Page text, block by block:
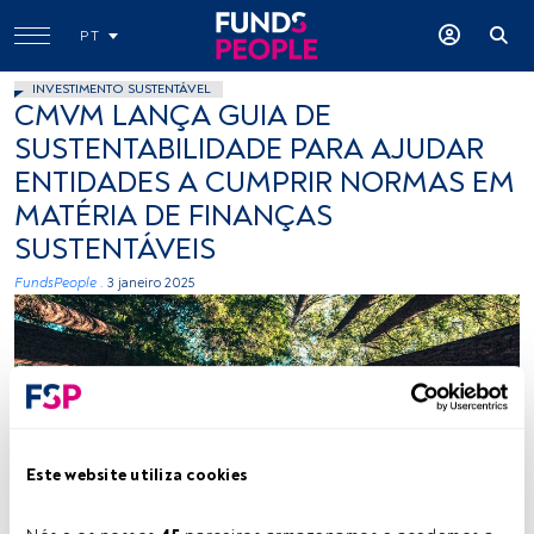
Este website utiliza cookies
PT
INVESTIMENTO SUSTENTÁVEL
CMVM LANÇA GUIA DE
SUSTENTABILIDADE PARA AJUDAR
ENTIDADES A CUMPRIR NORMAS EM
MATÉRIA DE FINANÇAS
SUSTENTÁVEIS
FundsPeople . 3 janeiro 2025